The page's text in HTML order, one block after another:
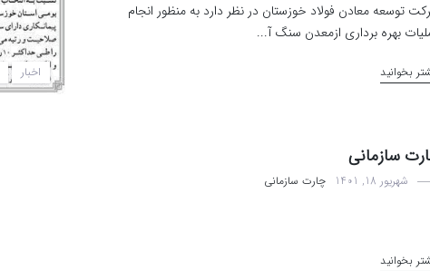
اخبار
توسعه معادن فولاد خوزستان در نظر دارد به منظور انجام
بهره برداری ازمعدن سنگ آ...
بخوانید
سازمانی
شهریور 18, 1401 چارت سازمانی
بخوانید